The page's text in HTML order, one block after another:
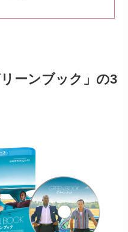
ーンブック」の3